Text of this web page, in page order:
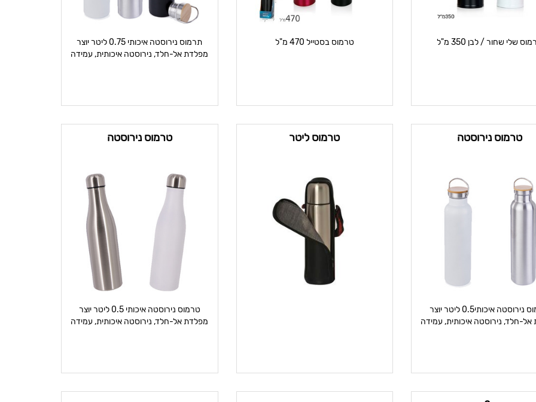
שלי שחור / לבן 350 מ"ל טרמוס בסטייל 470 מ"ל
תרמוס נירוסטה איכותי 0.75 ליטר יוצר
מפלדת אל-חלד, נירוסטה איכותית, עמידה
טרמוס נירוסטה
טרמוס נירוסטה איכותי0.5 ליטר יוצר
חלד, נירוסטה איכותית, עמידה
טרמוס ליטר טרמוס נירוסטה
טרמוס נירוסטה איכותי 0.5 ליטר יוצר
מפלדת אל-חלד, נירוסטה איכותית, עמידה